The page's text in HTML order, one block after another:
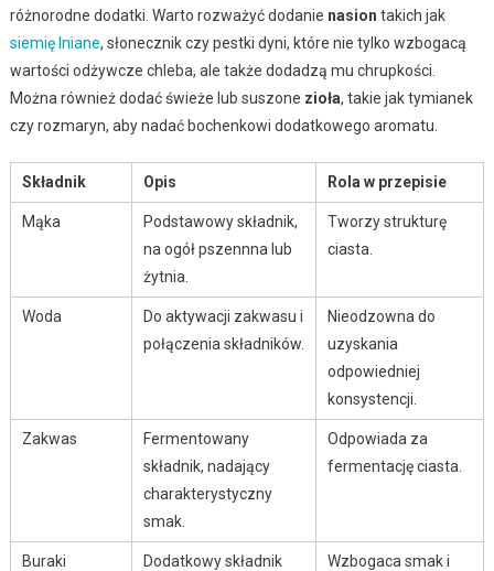
różnorodne dodatki. Warto rozważyć dodanie nasion takich jak
siemię lniane, słonecznik czy pestki dyni, które nie tylko wzbogacą
wartości odżywcze chleba, ale także dodadzą mu chrupkości.
Można również dodać świeże lub suszone zioła, takie jak tymianek
czy rozmaryn, aby nadać bochenkowi dodatkowego aromatu.
Składnik Opis Rola w przepisie
Mąka
Podstawowy składnik,
na ogół pszennna lub
żytnia.
Tworzy strukturę
ciasta.
Woda
Do aktywacji zakwasu i
połączenia składników.
Nieodzowna do
uzyskania
odpowiedniej
konsystencji.
Zakwas
Fermentowany
składnik, nadający
charakterystyczny
smak.
Odpowiada za
fermentację ciasta.
Buraki
Dodatkowy składnik
Wzbogaca smak i